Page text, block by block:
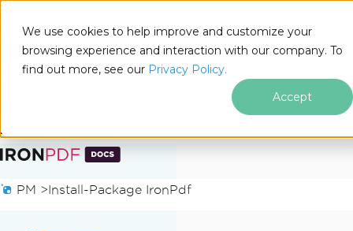
We use cookies to help improve and customize your
browsing experience and interaction with our company. To
find out more, see our Privacy Policy.
Accept
Saltar al pie de página
Docs
PM >Install-Package IronPdf